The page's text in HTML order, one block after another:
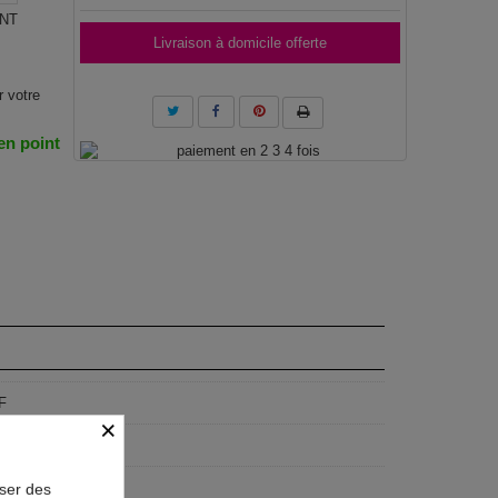
votre
point
Livraison à domicile offerte
cm, 90x60 cm
×
des